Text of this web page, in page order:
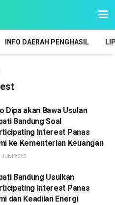
INFO DAERAH PENGHASIL
Dipa akan Bawa Usulan
Bandung Soal
Interest Panas
ke Kementerian Keuangan
JUNI 2025
Bandung Usulkan
Interest Panas
dan Keadilan Energi